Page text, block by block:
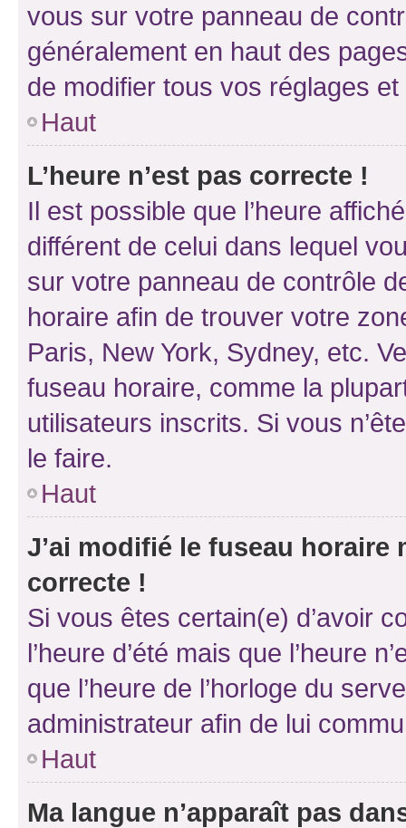
vous sur votre panneau de
généralement en haut des
de modifier tous vos réglages
Haut
L’heure n’est pas correcte !
Il est possible que l’heure
différent de celui dans lequel
sur votre panneau de contrôle
horaire afin de trouver votre
Paris, New York, Sydney, etc.
fuseau horaire, comme la
utilisateurs inscrits. Si vous
le faire.
Haut
J’ai modifié le fuseau horaire
correcte !
Si vous êtes certain(e) d’avoir
l’heure d’été mais que l’heure
que l’heure de l’horloge du
administrateur afin de lui
Haut
Ma langue n’apparaît pas